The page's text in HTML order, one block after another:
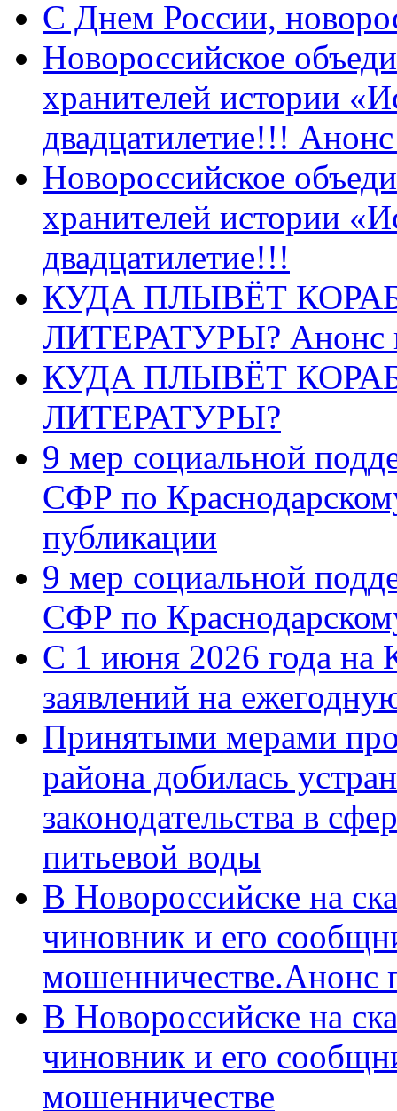
C Днем России,
Новороссийское
хранителей истории
двадцатилетие!!!
Новороссийское
хранителей истории
двадцатилетие!!!
КУДА ПЛЫВЁТ
ЛИТЕРАТУРЫ? Анонс
КУДА ПЛЫВЁТ
ЛИТЕРАТУРЫ?
9 мер социальной
СФР по
публикации
9 мер социальной
СФР по
С 1 июня 2026 года на
заявлений на
Принятыми мерами
района добилась
законодательства в
питьевой воды
В Новороссийске на
чиновник и его
мошенничестве.Анонс
В Новороссийске на
чиновник и его
мошенничестве